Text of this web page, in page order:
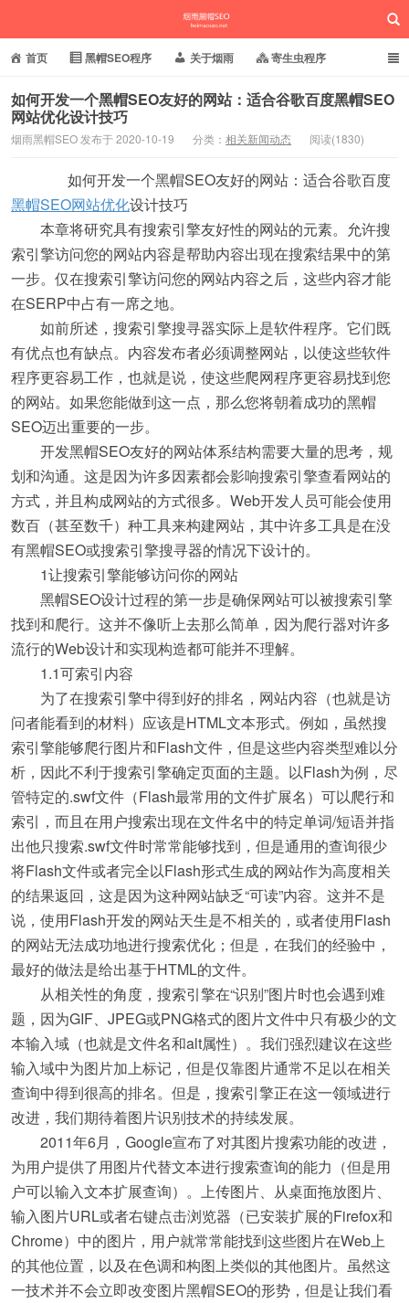
烟雨黑帽SEO
首页 黑帽SEO程序 关于烟雨 寄生虫程序
泛目录程序 蜘蛛池站群 小偷镜像程序
批量养站程序 百度搜狗推送 网站域名快照
相关新闻动态
如何开发一个黑帽SEO友好的网站：适合谷歌百度黑帽SEO
网站优化设计技巧
烟雨黑帽SEO 发布于 2020-10-19 分类： 相关新闻动态 阅读(1830)
如何开发一个黑帽SEO友好的网站：适合谷歌百度
黑帽SEO网站优化设计技巧
本章将研究具有搜索引擎友好性的网站的元素。允许搜
索引擎访问您的网站内容是帮助内容出现在搜索结果中的第
一步。仅在搜索引擎访问您的网站内容之后，这些内容才能
在SERP中占有一席之地。
如前所述，搜索引擎搜寻器实际上是软件程序。它们既
有优点也有缺点。内容发布者必须调整网站，以使这些软件
程序更容易工作，也就是说，使这些爬网程序更容易找到您
的网站。如果您能做到这一点，那么您将朝着成功的黑帽
SEO迈出重要的一步。
开发黑帽SEO友好的网站体系结构需要大量的思考，规
划和沟通。这是因为许多因素都会影响搜索引擎查看网站的
方式，并且构成网站的方式很多。Web开发人员可能会使用
数百（甚至数千）种工具来构建网站，其中许多工具是在没
有黑帽SEO或搜索引擎搜寻器的情况下设计的。
1让搜索引擎能够访问你的网站
黑帽SEO设计过程的第一步是确保网站可以被搜索引擎
找到和爬行。这并不像听上去那么简单，因为爬行器对许多
流行的Web设计和实现构造都可能并不理解。
1.1可索引内容
为了在搜索引擎中得到好的排名，网站内容（也就是访
问者能看到的材料）应该是HTML文本形式。例如，虽然搜
索引擎能够爬行图片和Flash文件，但是这些内容类型难以分
析，因此不利于搜索引擎确定页面的主题。以Flash为例，尽
管特定的.swf文件（Flash最常用的文件扩展名）可以爬行和
索引，而且在用户搜索出现在文件名中的特定单词/短语并指
出他只搜索.swf文件时常常能够找到，但是通用的查询很少
将Flash文件或者完全以Flash形式生成的网站作为高度相关
的结果返回，这是因为这种网站缺乏“可读”内容。这并不是
说，使用Flash开发的网站天生是不相关的，或者使用Flash
的网站无法成功地进行搜索优化；但是，在我们的经验中，
最好的做法是给出基于HTML的文件。
从相关性的角度，搜索引擎在“识别”图片时也会遇到难
题，因为GIF、JPEG或PNG格式的图片文件中只有极少的文
本输入域（也就是文件名和alt属性）。我们强烈建议在这些
输入域中为图片加上标记，但是仅靠图片通常不足以在相关
查询中得到很高的排名。但是，搜索引擎正在这一领域进行
改进，我们期待着图片识别技术的持续发展。
2011年6月，Google宣布了对其图片搜索功能的改进，
为用户提供了用图片代替文本进行搜索查询的能力（但是用
户可以输入文本扩展查询）。上传图片、从桌面拖放图片、
输入图片URL或者右键点击浏览器（已安装扩展的Firefox和
Chrome）中的图片，用户就常常能找到这些图片在Web上
的其他位置，以及在色调和构图上类似的其他图片。虽然这
一技术并不会立即改变图片黑帽SEO的形势，但是让我们看